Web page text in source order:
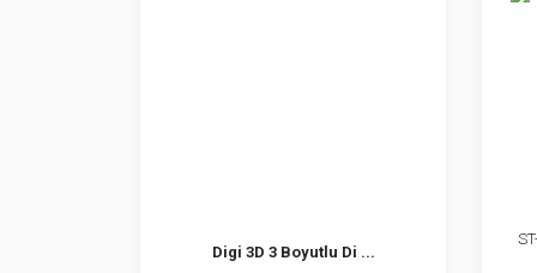
Digi 3D 3 Boyutlu Di ...